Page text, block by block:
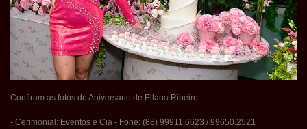
Confiram as fotos do Aniversário de Ellana Ribeiro.
- Cerimonial: Eventos e Cia - Fone: (88) 99911.6623 / 99650.2521